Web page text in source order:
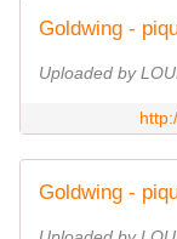
Uploaded by